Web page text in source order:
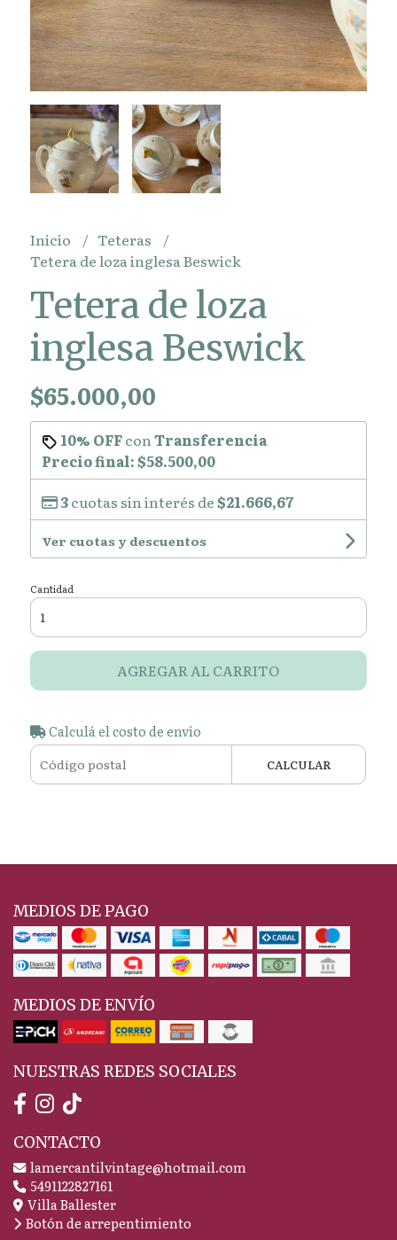
Inicio
Teteras
Tetera de loza inglesa Beswick
Tetera de loza
inglesa Beswick
$65.000,00
10% OFFcon Transferencia
Precio final:$58.500,00
3cuotas sin interés de$21.666,67
Ver cuotas y descuentos
Cantidad
AGREGAR AL CARRITO
Calculá el costo de envío
CALCULAR
MEDIOS DE PAGO
MEDIOS DE ENVÍO
NUESTRAS REDES SOCIALES
CONTACTO
lamercantilvintage@hotmail.com
5491122827161
Villa Ballester
Botón de arrepentimiento